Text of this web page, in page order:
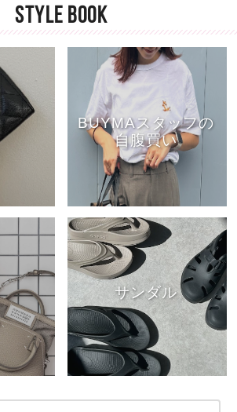
STYLE BOOK
BUYMAスタッフの
自腹買い
サンダル